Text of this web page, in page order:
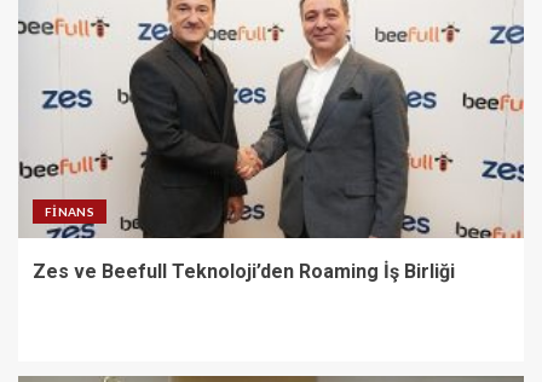
FINANS
Zes ve Beefull Teknoloji’den Roaming İş Birliği